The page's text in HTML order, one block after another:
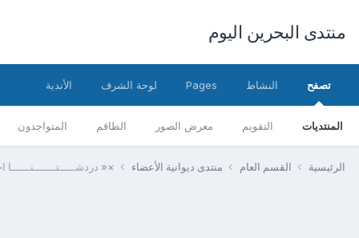
منتدى البحرين اليوم
تصفح
المنتديات التقويم معرض الصور الطاقم المتواجدون
النشاط Pages لوحة الشرف الأندية
الرئيسية القسم العام منتدى ديوانية الأعضاء ×« دردشـــــتـــــــنــــــا